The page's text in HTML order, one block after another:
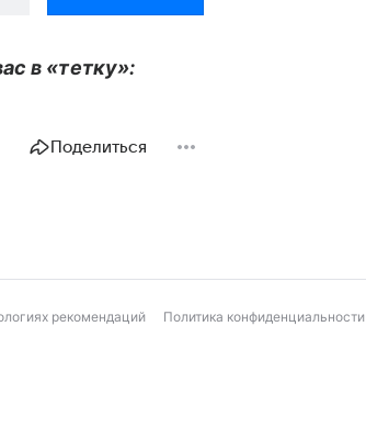
в «тетку»:
Поделиться
рекомендаций Политика конфиденциальности